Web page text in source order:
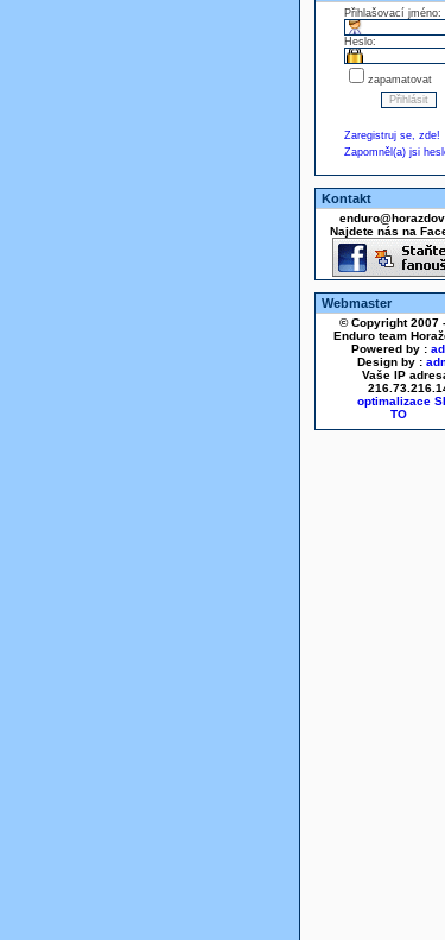
Přihlašovací jméno:
Heslo:
zapamatovat
Zaregistruj se, zde!
Zapomněl(a) jsi
Kontakt
Najdete nás na
Webmaster
© Copyright 2007
Enduro team
Powered by :
Design by :
Vaše IP
optimalizace